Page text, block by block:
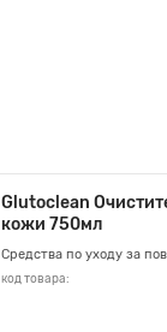
Glutoclean
кожи 750мл
Средства по уходу за
код товара: